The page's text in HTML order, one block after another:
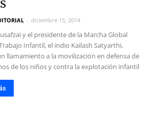
- diciembre 15, 2014
y el presidente de la Marcha Global
Infantil, el indio Kailash Satyarthi,
llamamiento a la movilización en defensa de
de los niños y contra la explotación infantil